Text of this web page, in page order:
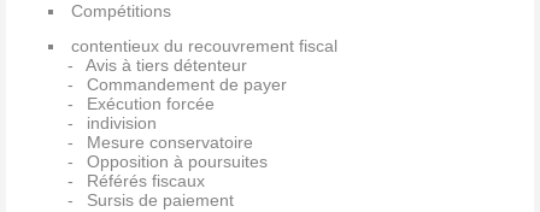
Compétitions
contentieux du recouvrement fiscal
Avis à tiers détenteur
Commandement de payer
Exécution forcée
indivision
Mesure conservatoire
Opposition à poursuites
Référés fiscaux
Sursis de paiement